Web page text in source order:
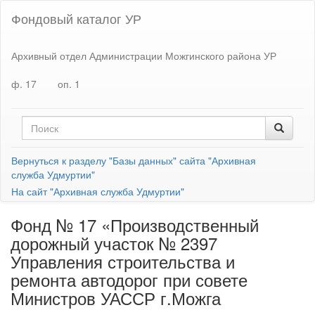
Фондовый каталог УР
Архивный отдел Администрации Можгинского района УР
ф. 17
оп. 1
Вернуться к разделу "Базы данных" сайта "Архивная
служба Удмуртии"
На сайт "Архивная служба Удмуртии"
Фонд № 17 «Производственный
дорожный участок № 2397
Управления строительства и
ремонта автодорог при совете
Министров УАССР г.Можга